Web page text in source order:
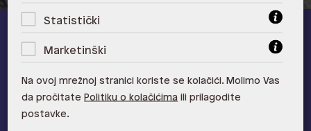
Provjerite naše pogodnosti
Statistički
Marketinški
Na ovoj mrežnoj stranici koriste se kolačići. Molimo Vas
da pročitate Politiku o kolačićima ili prilagodite
postavke.